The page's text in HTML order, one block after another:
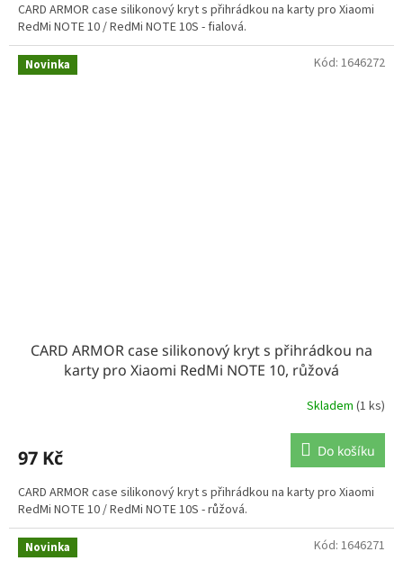
CARD ARMOR case silikonový kryt s přihrádkou na karty pro Xiaomi
RedMi NOTE 10 / RedMi NOTE 10S - fialová.
Novinka
CARD ARMOR case silikonový kryt s přihrádkou na
karty pro Xiaomi RedMi NOTE 10, růžová
Skladem (1 ks)
97 Kč Do košíku
CARD ARMOR case silikonový kryt s přihrádkou na karty pro Xiaomi
RedMi NOTE 10 / RedMi NOTE 10S - růžová.
Kód: 1646272
Novinka Kód: 1646271